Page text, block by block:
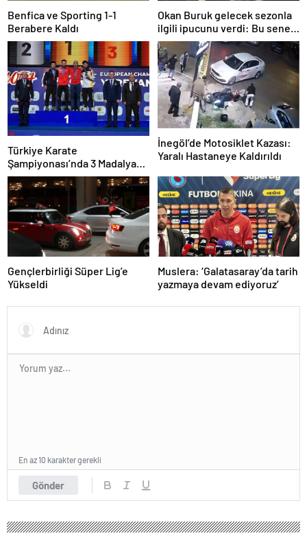
Benfica ve Sporting 1-1
Berabere Kaldı
Okan Buruk gelecek sezonla
ilgili ipucunu verdi: Bu sene
3, seneye de 4
Türkiye Karate
Şampiyonası’nda 3 Madalya
Kazandı
İnegöl’de Motosiklet Kazası:
Yaralı Hastaneye Kaldırıldı
Gençlerbirliği Süper Lig’e
Yükseldi
Muslera: ‘Galatasaray’da tarih
yazmaya devam ediyoruz’
Gönder
En az 10 karakter gerekli